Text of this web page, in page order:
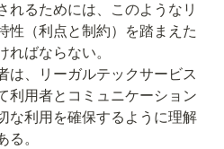
るためには、このようなリ
性（利点と制約）を踏まえた
ばならない。
、リーガルテックサービス
利用者とコミュニケーション
な利用を確保するように理解
。